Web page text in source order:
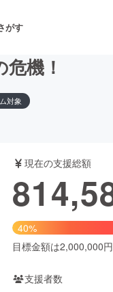
がす
ーマンス
店
・ヘルスケア
機！
対象
現在の支援総額
40%
目標金額は2,000,000円
支援者数